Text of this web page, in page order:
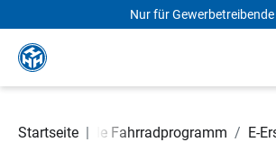
Zum Hauptinhalt springen
Nur für Gewerbetreibende
Startseite | Fahrradprogramm / E-